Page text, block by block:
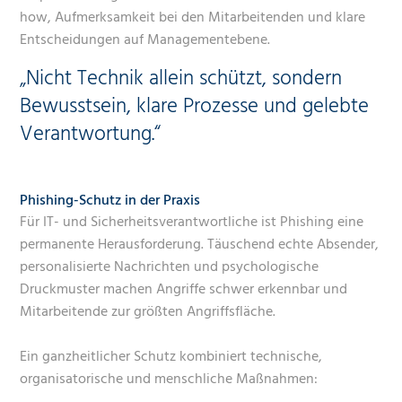
how, Aufmerksamkeit bei den Mitarbeitenden und klare
Entscheidungen auf Managementebene.
„Nicht Technik allein schützt, sondern
Bewusstsein, klare Prozesse und gelebte
Verantwortung.“
Phishing-Schutz in der Praxis
Für IT- und Sicherheitsverantwortliche ist Phishing eine
permanente Herausforderung. Täuschend echte Absender,
personalisierte Nachrichten und psychologische
Druckmuster machen Angriffe schwer erkennbar und
Mitarbeitende zur größten Angriffsfläche.
Ein ganzheitlicher Schutz kombiniert technische,
organisatorische und menschliche Maßnahmen: